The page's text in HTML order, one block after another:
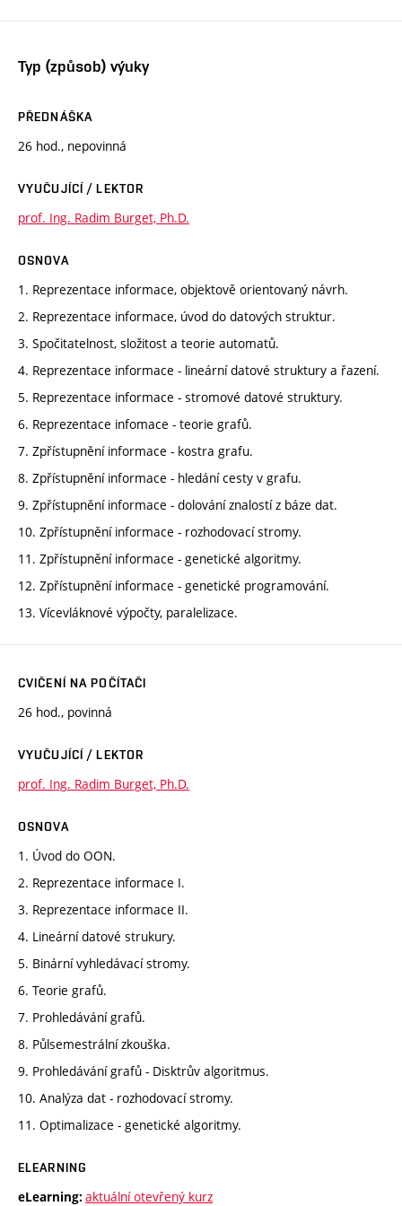
Typ (způsob) výuky
PŘEDNÁŠKA
26 hod., nepovinná
VYUČUJÍCÍ / LEKTOR
prof. Ing. Radim Burget, Ph.D.
OSNOVA
1. Reprezentace informace, objektově orientovaný návrh.
2. Reprezentace informace, úvod do datových struktur.
3. Spočitatelnost, složitost a teorie automatů.
4. Reprezentace informace - lineární datové struktury a řazení.
5. Reprezentace informace - stromové datové struktury.
6. Reprezentace infomace - teorie grafů.
7. Zpřístupnění informace - kostra grafu.
8. Zpřístupnění informace - hledání cesty v grafu.
9. Zpřístupnění informace - dolování znalostí z báze dat.
10. Zpřístupnění informace - rozhodovací stromy.
11. Zpřístupnění informace - genetické algoritmy.
12. Zpřístupnění informace - genetické programování.
13. Vícevláknové výpočty, paralelizace.
CVIČENÍ NA POČÍTAČI
26 hod., povinná
VYUČUJÍCÍ / LEKTOR
prof. Ing. Radim Burget, Ph.D.
OSNOVA
1. Úvod do OON.
2. Reprezentace informace I.
3. Reprezentace informace II.
4. Lineární datové strukury.
5. Binární vyhledávací stromy.
6. Teorie grafů.
7. Prohledávání grafů.
8. Půlsemestrální zkouška.
9. Prohledávání grafů - Disktrův algoritmus.
10. Analýza dat - rozhodovací stromy.
11. Optimalizace - genetické algoritmy.
ELEARNING
eLearning: aktuální otevřený kurz